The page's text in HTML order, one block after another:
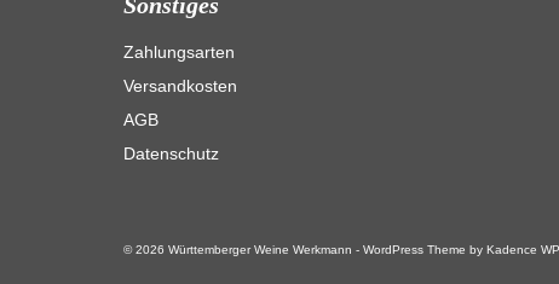
Zahlungsarten
Versandkosten
AGB
Datenschutz
© 2026 Württemberger Weine Werkmann - WordPress Theme by Kadence WP